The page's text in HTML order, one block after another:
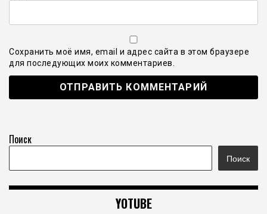
Сохранить моё имя, email и адрес сайта в этом браузере
для последующих моих комментариев.
Поиск
Поиск
YOTUBE